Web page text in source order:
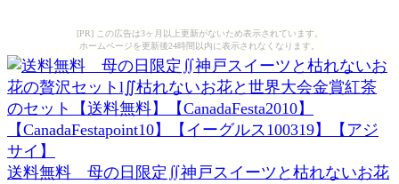
[PR] この広告は3ヶ月以上更新がないため表示されています。
ホームページを更新後24時間以内に表示されなくなります。
送料無料 母の日限定∬神戸スイーツと枯れないお花